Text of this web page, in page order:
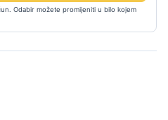
Odabir možete promijeniti u bilo kojem